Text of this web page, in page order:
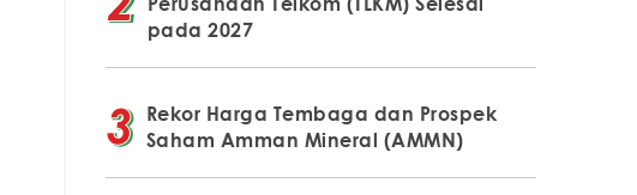
pada 2027
Rekor Harga Tembaga dan Prospek
Saham Amman Mineral (AMMN)